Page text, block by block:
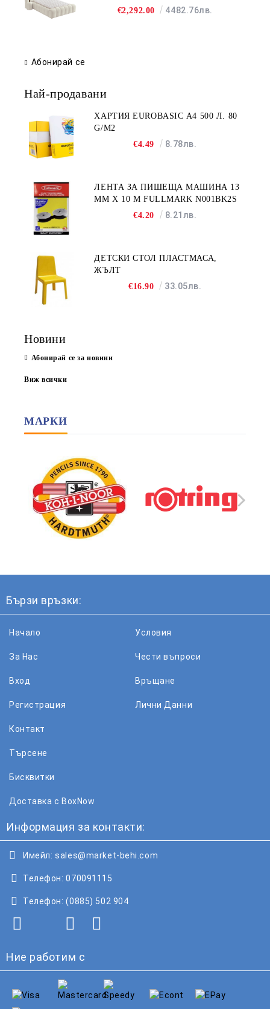
€2,292.00 4482.76лв.
Абонирай се
Най-продавани
ХАРТИЯ EUROBASIC А4 500 Л. 80
G/M2
€4.49
8.78лв.
ЛЕНТА ЗА ПИШЕЩА МАШИНА 13
MM X 10 M FULLMARK N001BK2S
€4.20
8.21лв.
ДЕТСКИ СТОЛ ПЛАСТМАСА,
ЖЪЛТ
€16.90
33.05лв.
Новини
Абонирай се за новини
Виж всички
МАРКИ
Бързи връзки:
Начало
За Нас
Вход
Регистрация
Условия
Чести въпроси
Връщане
Лични Данни
Контакт
Търсене
Бисквитки
Доставка с BoxNow
Информация за контакти:
Имейл: sales@market-behi.com
Телефон: 070091115
Телефон: (0885) 502 904
Ние работим с